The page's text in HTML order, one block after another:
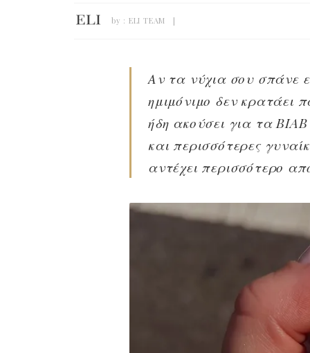
by : ELI TEAM
Αν τα νύχια σου σπάνε
ημιμόνιμο δεν κρατάει
ήδη ακούσει για τα
και περισσότερες
αντέχει περισσότερο